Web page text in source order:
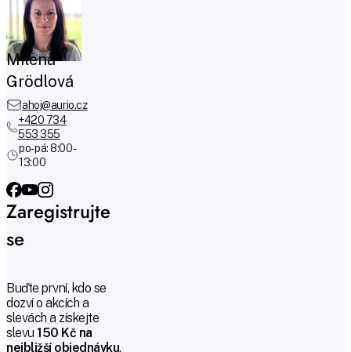
Milena
Grödlová
ahoj@aurio.cz
+420 734
553 355
po-pá: 8:00 -
13:00
Zaregistrujte
se
Buďte první, kdo se
dozví o akcích a
slevách a získejte
slevu150 Kč na
nejbližší objednávku.